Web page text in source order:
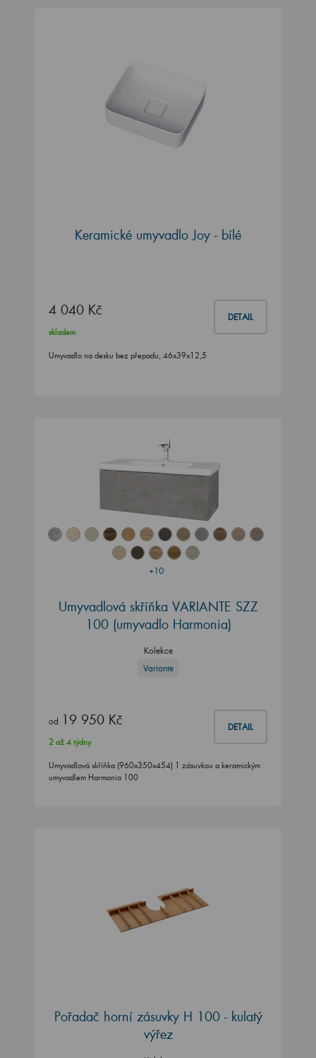
Keramické umyvadlo Joy - bílé
4 040 Kč DETAIL
skladem
Umyvadlo na desku bez přepadu, 46x39x12,5
+10
Umyvadlová skříňka VARIANTE SZZ
100 (umyvadlo Harmonia)
Kolekce
Variante
od 19 950 Kč DETAIL
2 až 4 týdny
Umyvadlová skříňka (960x350x454) 1 zásuvkou a keramickým
umyvadlem Harmonia 100
Pořadač horní zásuvky H 100 - kulatý
výřez